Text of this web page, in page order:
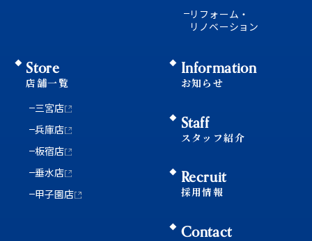
リフォーム・
リノベーション
Store
店舗一覧
三宮店
兵庫店
板宿店
垂水店
甲子園店
Information
お知らせ
Staff
スタッフ紹介
Recruit
採用情報
Contact